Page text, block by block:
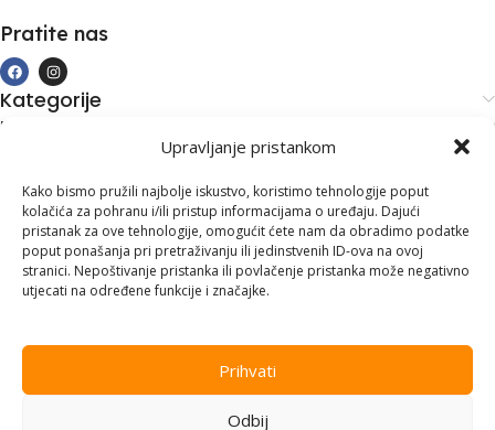
Upravljanje pristankom
Kako bismo pružili najbolje iskustvo, koristimo tehnologije poput
kolačića za pohranu i/ili pristup informacijama o uređaju. Dajući
pristanak za ove tehnologije, omogućit ćete nam da obradimo podatke
poput ponašanja pri pretraživanju ili jedinstvenih ID-ova na ovoj
stranici. Nepoštivanje pristanka ili povlačenje pristanka može negativno
utjecati na određene funkcije i značajke.
Prihvati
Odbij
Pratite nas
Kategorije
Kupovina i podrška
Kontakt informacije
Branilaca Bosne, 75 300 Lukavac
+387 35 555 999
info@pconer.ba